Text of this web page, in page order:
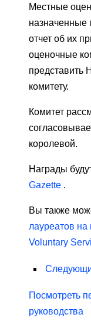
Местные
назначенные
отчет об их
оценочные
представить
комитету.
Комитет
королевой.
Награды
Gazette .
Вы также
лауреатов на
Voluntary
Посмотреть
руководства